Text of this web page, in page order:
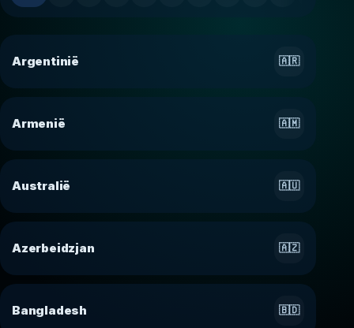
Argentinië 🇦🇷
Armenië 🇦🇲
Australië 🇦🇺
Azerbeidzjan 🇦🇿
Bangladesh 🇧🇩